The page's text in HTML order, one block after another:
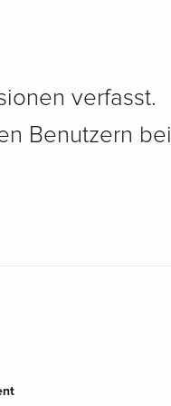
verfasst.
Benutzern bei